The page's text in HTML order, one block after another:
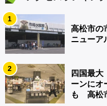
1
高松市の
ニューア
2
四国最大
ーンに
も 高松